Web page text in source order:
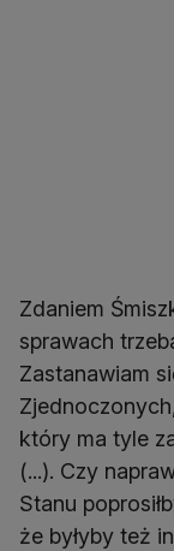
Zdaniem
sprawach
Zastanawiam
który ma tyle
(...). Czy
Stanu
że byłyby też